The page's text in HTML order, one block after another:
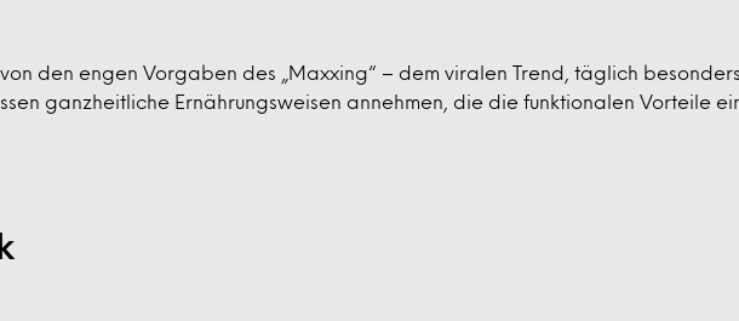
den engen Vorgaben des „Maxxing“ – dem viralen Trend, täglich
ganzheitliche Ernährungsweisen annehmen, die die funktionalen Vorteile